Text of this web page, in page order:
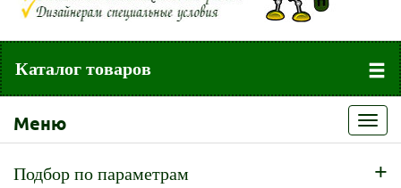
Каталог товаров
Меню
Подбор по параметрам +